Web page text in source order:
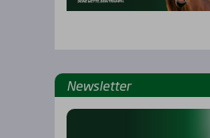
Rennbahnen
News­let­ter